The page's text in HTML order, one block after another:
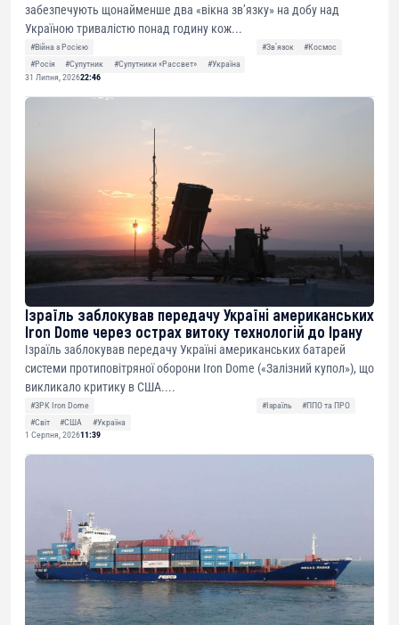
забезпечують щонайменше два «вікна зв’язку» на добу над
Україною тривалістю понад годину кож...
#Війна з Росією #Звʼязок
#Космос
#Росія
#Супутник #Супутники «Рассвет»
#Україна
31 Липня, 202622:46
Ізраїль заблокував передачу Україні американських
Iron Dome через острах витоку технологій до Ірану
Ізраїль заблокував передачу Україні американських батарей
системи протиповітряної оборони Iron Dome («Залізний купол»), що
викликало критику в США....
#ЗРК Iron Dome #Ізраїль
#ППО та ПРО
#Світ
#США
#Україна
1 Серпня, 202611:39